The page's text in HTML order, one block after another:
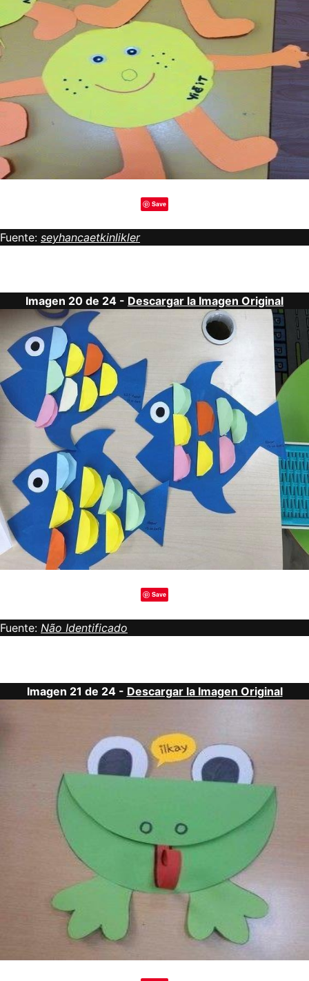
Save
Fuente: seyhancaetkinlikler
Imagen 20 de 24 - Descargar la Imagen Original
Save
Fuente: Não Identificado
Imagen 21 de 24 - Descargar la Imagen Original